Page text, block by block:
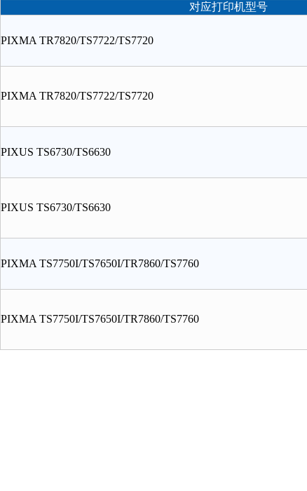
对应打印机型号
PIXMA TR7820/TS7722/TS7720
PIXMA TR7820/TS7722/TS7720
PIXUS TS6730/TS6630
PIXUS TS6730/TS6630
PIXMA TS7750I/TS7650I/TR7860/TS7760
PIXMA TS7750I/TS7650I/TR7860/TS7760